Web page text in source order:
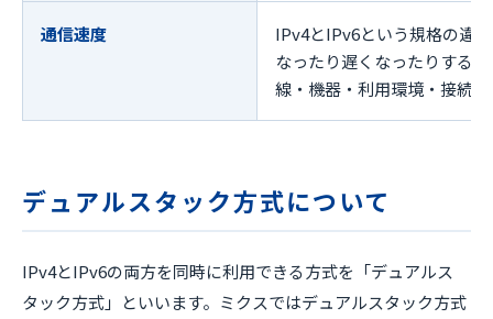
通信速度
IPv4とIPv6という規格の違
なったり遅くなったりする
線・機器・利用環境・接続
デュアルスタック方式について
IPv4とIPv6の両方を同時に利用できる方式を「デュアルス
タック方式」といいます。ミクスではデュアルスタック方式